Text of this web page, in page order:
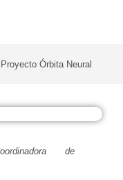
Órbita Neural
de